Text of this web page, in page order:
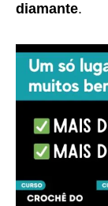
diamante.